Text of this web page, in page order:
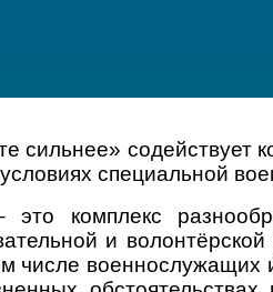
сильнее» содействует
специальной
комплекс
и
числе